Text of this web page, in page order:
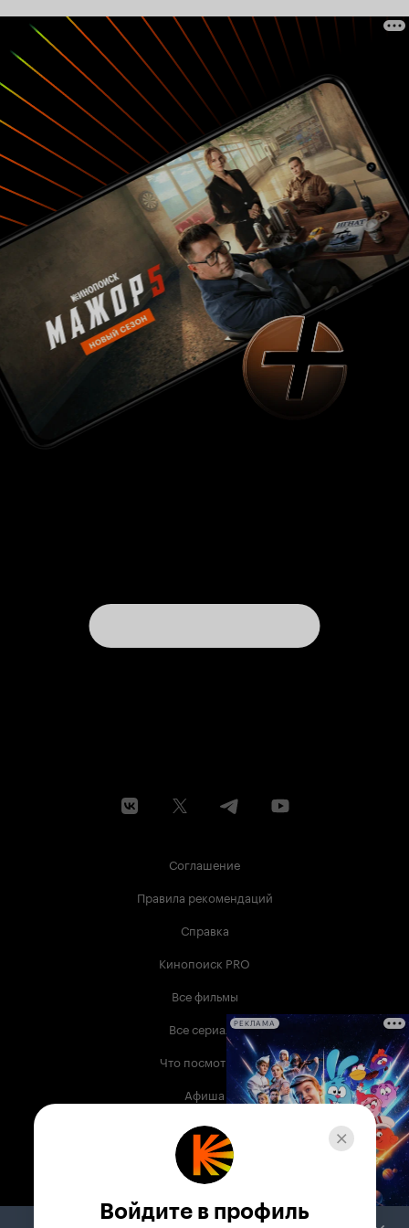
Соглашение
Правила рекомендаций
Справка
Кинопоиск PRO
Все фильмы
Все сериалы
Что посмотреть
Афиша
Музыка
Телепрограмма
РЕКЛАМА
Войдите в профиль